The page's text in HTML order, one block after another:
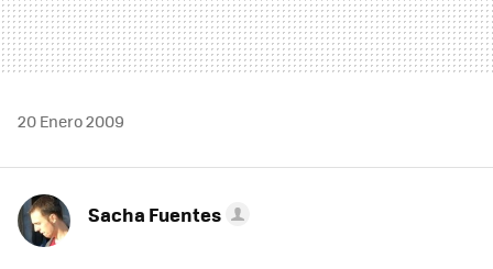
20 Enero 2009
Sacha Fuentes